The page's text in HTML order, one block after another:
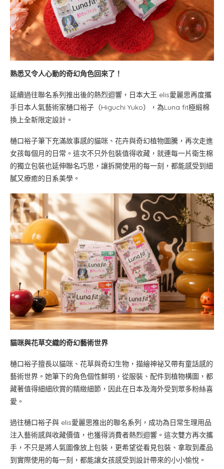
熟悉又令人心動的奇幻角色回來了！
延續過往聯名系列推出後的熱烈迴響，日本大王 elis愛麗思再度攜
手日本人氣藝術家樋口裕子（Higuchi Yuko），為Luna fit極緞棉
換上全新限定設計。
樋口裕子筆下充滿故事感的貓咪、花卉與奇幻植物圖騰，再次走進
女孩每個月的日常。這次不只外包裝值得收藏，就連每一片衛生棉
的獨立包裝也延伸聯名巧思，讓拆開使用的每一刻，都能感受到細
膩又療癒的日系美學。
貓咪與花草交織的奇幻藝術世界
樋口裕子擅長以貓咪、花草與奇幻生物，描繪神祕又帶有童話感的
藝術世界。她筆下的角色個性鮮明，從服裝、配件到植物構圖，都
藏著值得細細欣賞的精緻細節，因此在日本及海外受到眾多粉絲喜
愛。
過往樋口裕子與 elis愛麗思推出的聯名系列，成功為日常生理用品
注入藝術感與收藏價值，也獲得消費者熱烈迴響。這次雙方再次攜
手，不只是將人氣圖像放上包裝，更希望從看見包裝、拿取到產品
到實際使用的每一刻，都能讓女孩感受到設計帶來的小小愉悅。